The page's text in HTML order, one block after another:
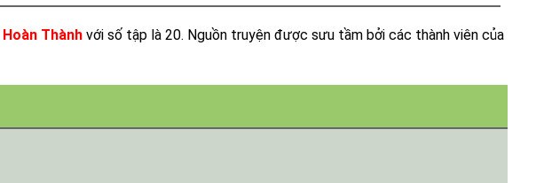
Hoàn Thành với số tập là 20. Nguồn truyện được sưu tầm bởi các thành viên của